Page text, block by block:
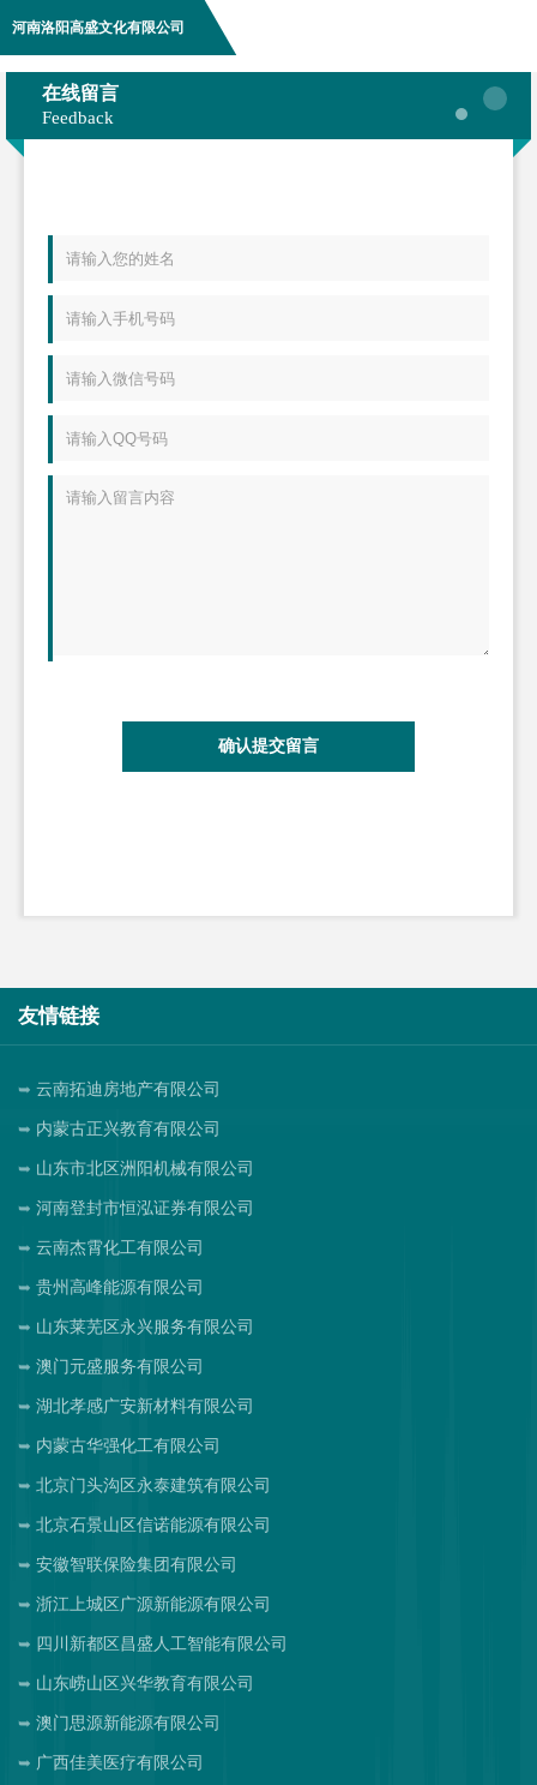
河南洛阳高盛文化有限公司
在线留言
Feedback
确认提交留言
友情链接
云南拓迪房地产有限公司
内蒙古正兴教育有限公司
山东市北区洲阳机械有限公司
河南登封市恒泓证券有限公司
云南杰霄化工有限公司
贵州高峰能源有限公司
山东莱芜区永兴服务有限公司
澳门元盛服务有限公司
湖北孝感广安新材料有限公司
内蒙古华强化工有限公司
北京门头沟区永泰建筑有限公司
北京石景山区信诺能源有限公司
安徽智联保险集团有限公司
浙江上城区广源新能源有限公司
四川新都区昌盛人工智能有限公司
山东崂山区兴华教育有限公司
澳门思源新能源有限公司
广西佳美医疗有限公司